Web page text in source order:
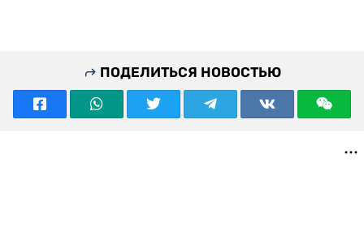
ПОДЕЛИТЬСЯ НОВОСТЬЮ